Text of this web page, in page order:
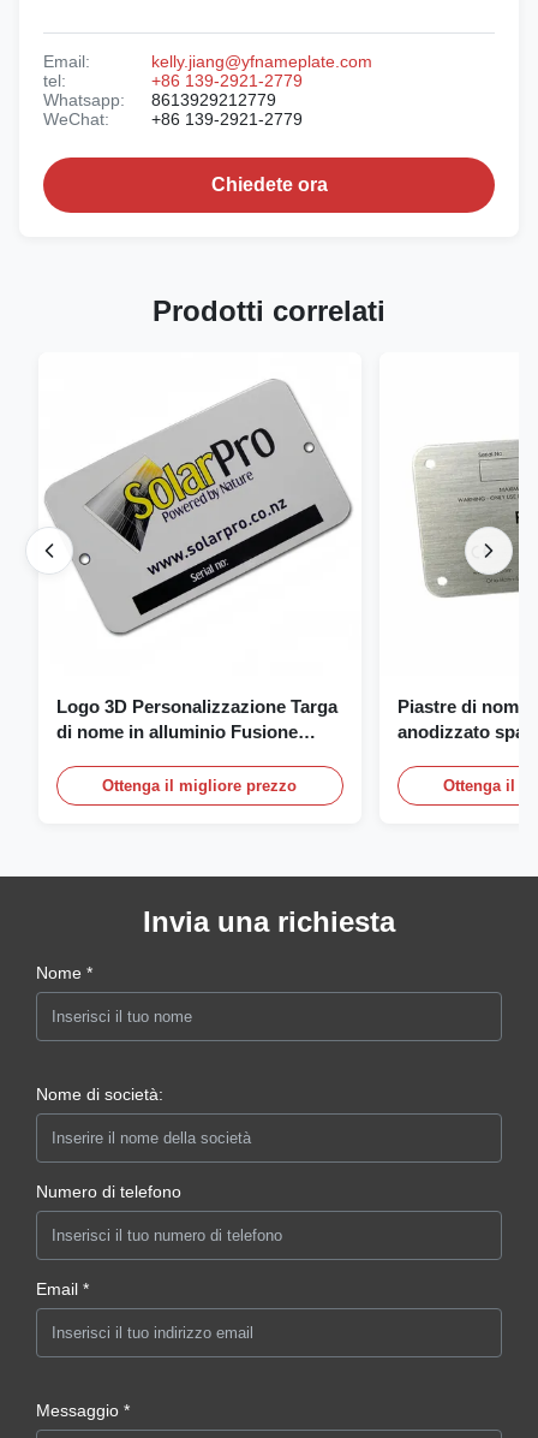
Email:
kelly.jiang@yfnameplate.com
tel:
+86 139-2921-2779
Whatsapp:
8613929212779
WeChat:
+86 139-2921-2779
Chiedete ora
Prodotti correlati
Logo 3D Personalizzazione Targa
di nome in alluminio Fusione
Ottenga il migliore prezzo
Piastre di nome
anodizzato
con logoOttenga il
Invia una richiesta
Nome *
Nome di società:
Numero di telefono
Email *
Messaggio *